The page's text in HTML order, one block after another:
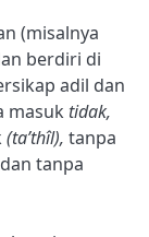
(misalnya
berdiri di
adil dan
masuk tidak,
(ta’thîl), tanpa
dan tanpa